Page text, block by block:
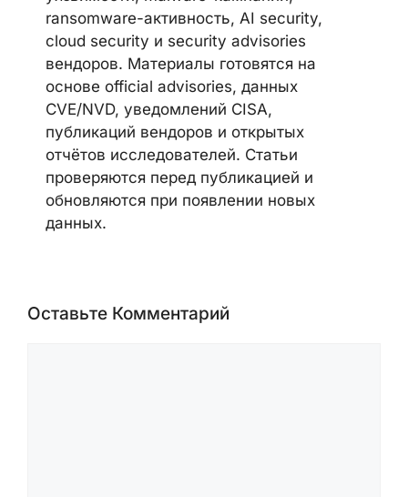
Редакция CyberSecureFox освещает
новости кибербезопасности,
уязвимости, malware-кампании,
ransomware-активность, AI security,
cloud security и security advisories
вендоров. Материалы готовятся на
основе official advisories, данных
CVE/NVD, уведомлений CISA,
публикаций вендоров и открытых
отчётов исследователей. Статьи